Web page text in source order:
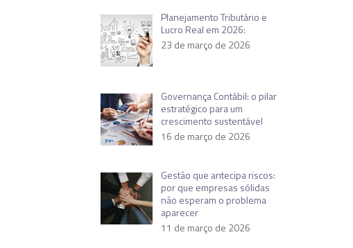
Planejamento Tributário e
Lucro Real em 2026:
23 de março de 2026
Governança Contábil: o pilar
estratégico para um
crescimento sustentável
16 de março de 2026
Gestão que antecipa riscos:
por que empresas sólidas
não esperam o problema
aparecer
11 de março de 2026